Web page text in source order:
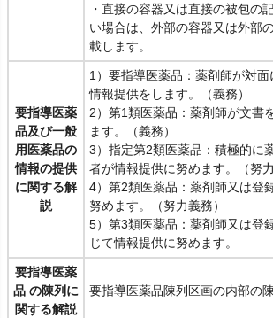
・直接の容器又は直接の被包の
い場合は、外部の容器又は外部
載します。
要指導医薬
品及び一般
用医薬品の
情報の提供
に関する解
説
1）要指導医薬品：薬剤師が対
情報提供をします。（義務）
2）第1類医薬品：薬剤師が文書
ます。（義務）
3）指定第2類医薬品：積極的に
者が情報提供に努めます。（努力
4）第2類医薬品：薬剤師又は登
努めます。（努力義務）
5）第3類医薬品：薬剤師又は登
じて情報提供に努めます。
要指導医薬
品 の陳列に
関する解説
要指導医薬品陳列区画の内部の